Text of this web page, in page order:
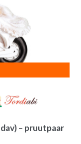
– pruutpaar